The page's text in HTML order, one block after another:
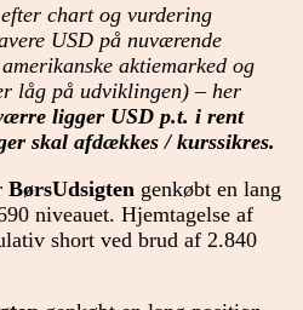
efter chart og vurdering
USD på nuværende
aktiemarked og
låg på udviklingen) – her
ligger USD p.t. i rent
skal afdækkes / kurssikres.
BørsUdsigten genkøbt en lang
niveauet. Hjemtagelse af
short ved brud af 2.840